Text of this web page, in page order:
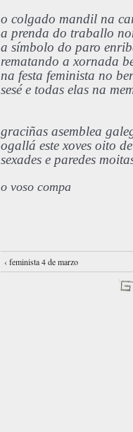
o colgado mandil na
a prenda do traballo
a símbolo do paro
rematando a xornada
na festa feminista no
sesé e todas elas na
graciñas asemblea
ogallá este xoves oito
sexades e paredes
o voso compa
‹ feminista 4 de marzo